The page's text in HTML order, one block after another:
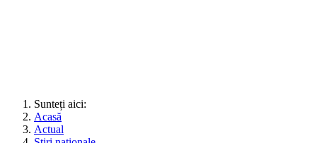
Sunteți aici:
Acasă
Actual